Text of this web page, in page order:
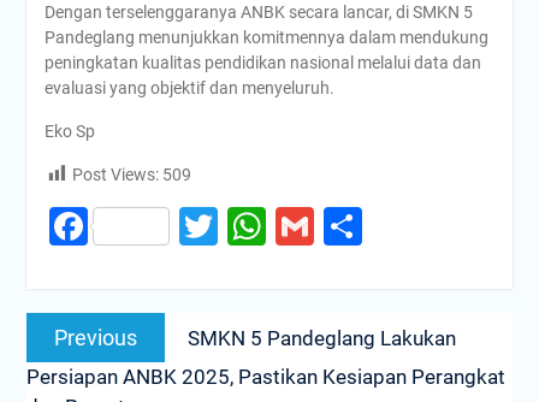
Dengan terselenggaranya ANBK secara lancar, di SMKN 5
Pandeglang menunjukkan komitmennya dalam mendukung
peningkatan kualitas pendidikan nasional melalui data dan
evaluasi yang objektif dan menyeluruh.
Eko Sp
Post Views: 509
FacebookTwitter
WhatsApp
GmailShare
Post
navigation
Previous
post:
SMKN 5 Pandeglang Lakukan
Persiapan ANBK 2025, Pastikan Kesiapan Perangkat